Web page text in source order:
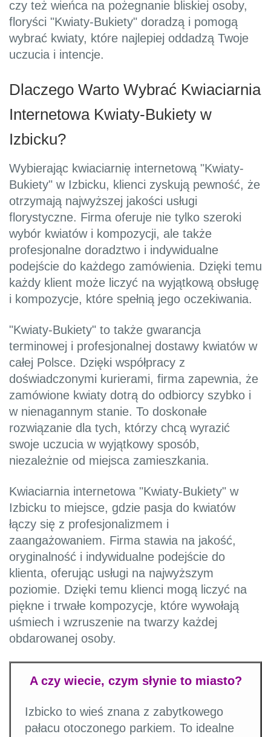
czy też wieńca na pożegnanie bliskiej osoby,
floryści "Kwiaty-Bukiety" doradzą i pomogą
wybrać kwiaty, które najlepiej oddadzą Twoje
uczucia i intencje.
Dlaczego Warto Wybrać Kwiaciarnia
Internetowa Kwiaty-Bukiety w
Izbicku?
Wybierając kwiaciarnię internetową "Kwiaty-
Bukiety" w Izbicku, klienci zyskują pewność, że
otrzymają najwyższej jakości usługi
florystyczne. Firma oferuje nie tylko szeroki
wybór kwiatów i kompozycji, ale także
profesjonalne doradztwo i indywidualne
podejście do każdego zamówienia. Dzięki temu
każdy klient może liczyć na wyjątkową obsługę
i kompozycje, które spełnią jego oczekiwania.
"Kwiaty-Bukiety" to także gwarancja
terminowej i profesjonalnej dostawy kwiatów w
całej Polsce. Dzięki współpracy z
doświadczonymi kurierami, firma zapewnia, że
zamówione kwiaty dotrą do odbiorcy szybko i
w nienagannym stanie. To doskonałe
rozwiązanie dla tych, którzy chcą wyrazić
swoje uczucia w wyjątkowy sposób,
niezależnie od miejsca zamieszkania.
Kwiaciarnia internetowa "Kwiaty-Bukiety" w
Izbicku to miejsce, gdzie pasja do kwiatów
łączy się z profesjonalizmem i
zaangażowaniem. Firma stawia na jakość,
oryginalność i indywidualne podejście do
klienta, oferując usługi na najwyższym
poziomie. Dzięki temu klienci mogą liczyć na
piękne i trwałe kompozycje, które wywołają
uśmiech i wzruszenie na twarzy każdej
obdarowanej osoby.
A czy wiecie, czym słynie to miasto?
Izbicko to wieś znana z zabytkowego
pałacu otoczonego parkiem. To idealne